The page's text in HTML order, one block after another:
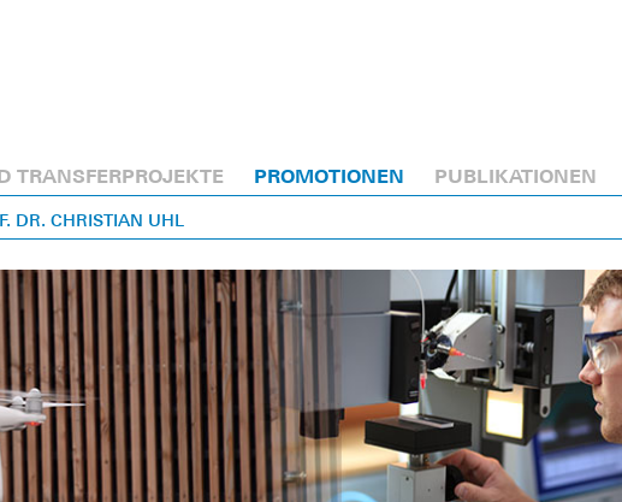
TRANSFERPROJEKTE PROMOTIONEN PUBLIKATIONEN
DR. CHRISTIAN UHL